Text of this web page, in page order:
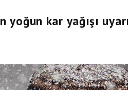
yoğun kar yağışı